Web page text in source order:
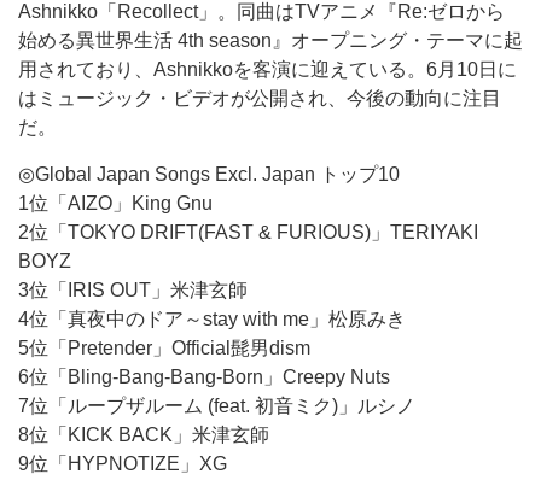
Ashnikko「Recollect」。同曲はTVアニメ『Re:ゼロから
始める異世界生活 4th season』オープニング・テーマに起
用されており、Ashnikkoを客演に迎えている。6月10日に
はミュージック・ビデオが公開され、今後の動向に注目
だ。
◎Global Japan Songs Excl. Japan トップ10
1位「AIZO」King Gnu
2位「TOKYO DRIFT(FAST & FURIOUS)」TERIYAKI
BOYZ
3位「IRIS OUT」米津玄師
4位「真夜中のドア～stay with me」松原みき
5位「Pretender」Official髭男dism
6位「Bling-Bang-Bang-Born」Creepy Nuts
7位「ループザルーム (feat. 初音ミク)」ルシノ
8位「KICK BACK」米津玄師
9位「HYPNOTIZE」XG